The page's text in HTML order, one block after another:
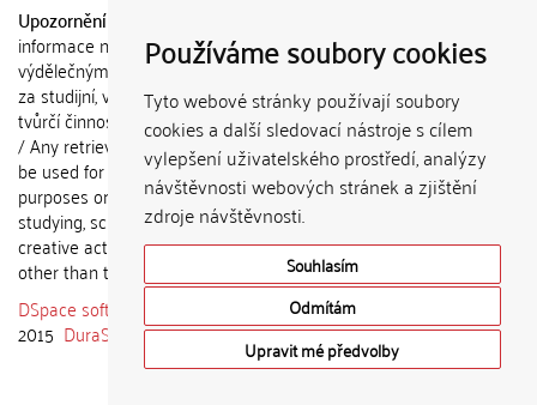
Používáme soubory cookies
Tyto webové stránky používají soubory
cookies a další sledovací nástroje s cílem
vylepšení uživatelského prostředí, analýzy
návštěvnosti webových stránek a zjištění
zdroje návštěvnosti.
Souhlasím
Odmítám
Upravit mé předvolby
Upozornění / Notice:
informace nemohou být použity k
výdělečným účelům nebo vydávány
za studijní, vědeckou nebo jinou
tvůrčí činnost jiné osoby než autora.
/ Any retrieved information shall not
be used for any commercial
purposes or claimed as results of
studying, scientific or any other
creative activities of any person
other than the author.
DSpace software
copyright © 2002-
2015 DuraSpace